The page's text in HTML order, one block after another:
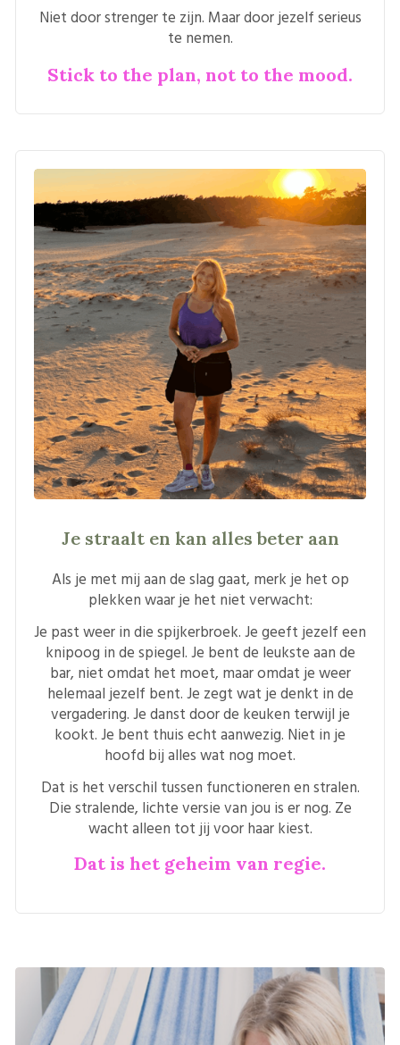
Niet door strenger te zijn. Maar door jezelf serieus
te nemen.
Stick to the plan, not to the mood.
Je straalt en kan alles beter aan
Als je met mij aan de slag gaat, merk je het op
plekken waar je het niet verwacht:
Je past weer in die spijkerbroek. Je geeft jezelf een
knipoog in de spiegel. Je bent de leukste aan de
bar, niet omdat het moet, maar omdat je weer
helemaal jezelf bent. Je zegt wat je denkt in de
vergadering. Je danst door de keuken terwijl je
kookt. Je bent thuis echt aanwezig. Niet in je
hoofd bij alles wat nog moet.
Dat is het verschil tussen functioneren en stralen.
Die stralende, lichte versie van jou is er nog. Ze
wacht alleen tot jij voor haar kiest.
Dat is het geheim van regie.